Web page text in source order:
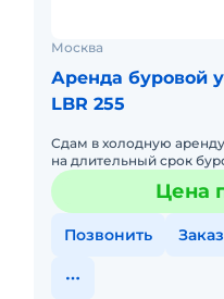
Москва
Аренда буровой
LBR 255
Сдам в холодную
на длительный срок
оборудованием.
к работ
Цена
Позвонить